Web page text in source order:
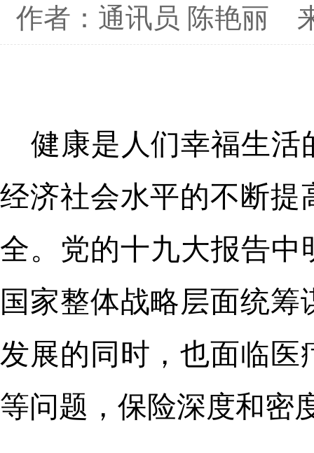
作者：通讯员 陈艳丽
健康是人们幸福生活
经济社会水平的不断提
全。党的十九大报告中
国家整体战略层面统
发展的同时，也面临
等问题，保险深度和密